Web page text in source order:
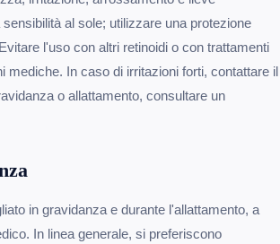
al sole; utilizzare una protezione
l'uso con altri retinoidi o con trattamenti
mediche. In caso di irritazioni forti, contattare il
o allattamento, consultare un
in gravidanza e durante l'allattamento, a
In linea generale, si preferiscono